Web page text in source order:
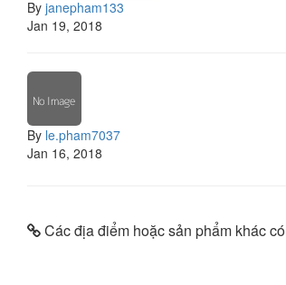
By janepham133
Jan 19, 2018
By le.pham7037
Jan 16, 2018
Các địa điểm hoặc sản phẩm khác